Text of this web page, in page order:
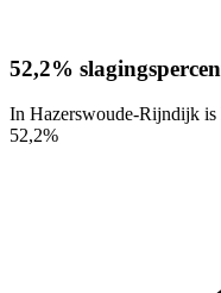
52,2%
In Hazerswoude-Rijndijk is
52,2%